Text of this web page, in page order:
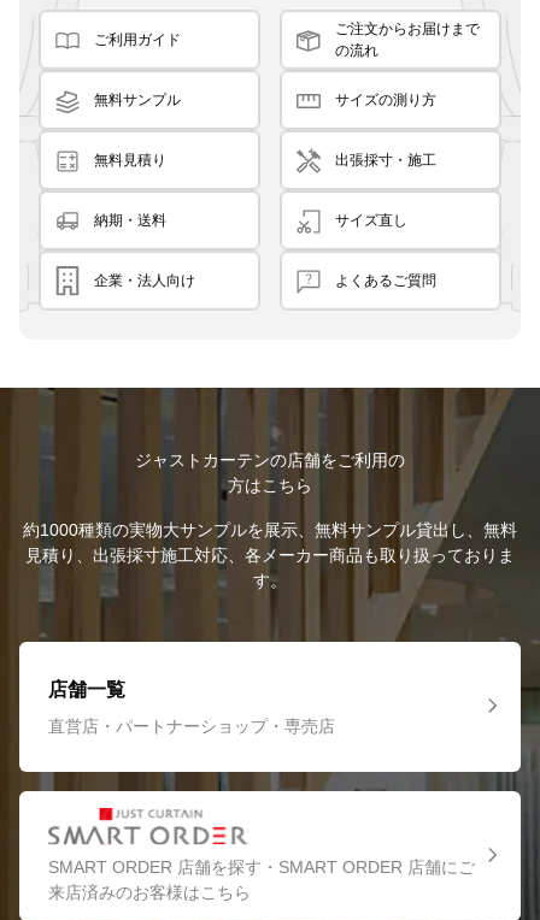
ご利用ガイド
ご注文からお届けまで
の流れ
無料サンプル サイズの測り方
無料見積り 出張採寸・施工
納期・送料 サイズ直し
企業・法人向け よくあるご質問
ジャストカーテンの店舗をご利用の
方はこちら
約1000種類の実物大サンプルを展示、無料サンプル貸出し、無料
見積り、出張採寸施工対応、各メーカー商品も取り扱っておりま
す。
店舗一覧
直営店・パートナーショップ・専売店
SMART ORDER 店舗を探す・SMART ORDER 店舗にご
来店済みのお客様はこちら